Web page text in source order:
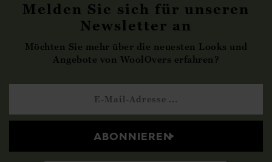
Melden Sie sich für unseren
Newsletter an
Möchten Sie mehr über die neuesten Looks und
Angebote von WoolOvers erfahren?
ABONNIEREN